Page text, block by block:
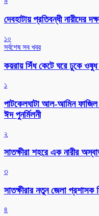
দেবহাটায় প্রতিবন্ধী নারীদের
১০
সর্বশেষ সব খবর
কয়রায় সিঁধ কেটে ঘরে ঢুকে
১
পাটকেলঘাটা আল-আমিন ফাজিল
ঈদ পুনর্মিলনী
২
সাতক্ষীরা শহরে এক নারীর
৩
সাতক্ষীরার নতুন জেলা
৪